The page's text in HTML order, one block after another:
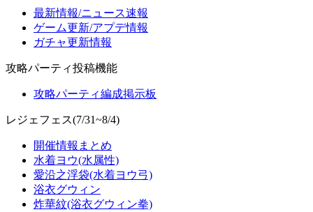
最新情報/ニュース速報
ゲーム更新/アプデ情報
ガチャ更新情報
攻略パーティ投稿機能
攻略パーティ編成掲示板
レジェフェス(7/31~8/4)
開催情報まとめ
水着ヨウ(水属性)
愛沿之浮袋(水着ヨウ弓)
浴衣グウィン
炸華紋(浴衣グウィン拳)